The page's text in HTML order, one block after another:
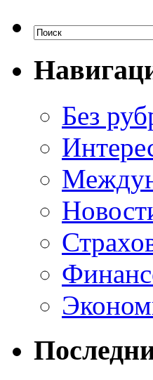
Без